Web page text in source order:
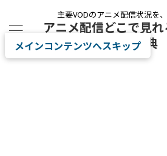
主要VODのアニメ配信状況を
アニメ配信どこで見
典
メインコンテンツへスキップ